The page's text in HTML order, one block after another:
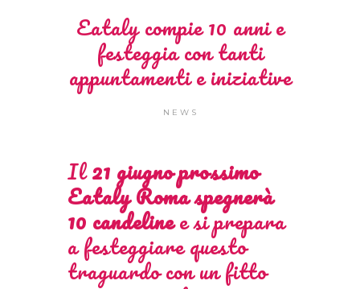
Eataly compie 10 anni e
festeggia con tanti
appuntamenti e iniziative
NEWS
Il21 giugno prossimo
Eataly Roma spegnerà
10 candelinee si prepara
a festeggiare questo
traguardo con un fitto